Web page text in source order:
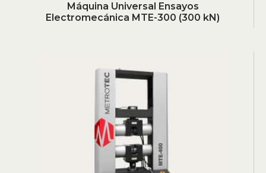
Máquina Universal Ensayos
Electromecánica MTE-300 (300 kN)